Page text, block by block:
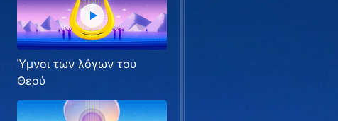
Ύμνοι των λόγων του
Θεού